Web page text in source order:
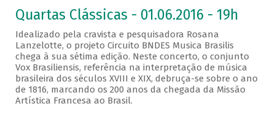
Quartas Clássicas - 01.06.2016 - 19h
Idealizado pela cravista e pesquisadora Rosana
Lanzelotte, o projeto Circuito BNDES Musica Brasilis
chega à sua sétima edição. Neste concerto, o conjunto
Vox Brasiliensis, referência na interpretação de música
brasileira dos séculos XVIII e XIX, debruça-se sobre o ano
de 1816, marcando os 200 anos da chegada da Missão
Artística Francesa ao Brasil.